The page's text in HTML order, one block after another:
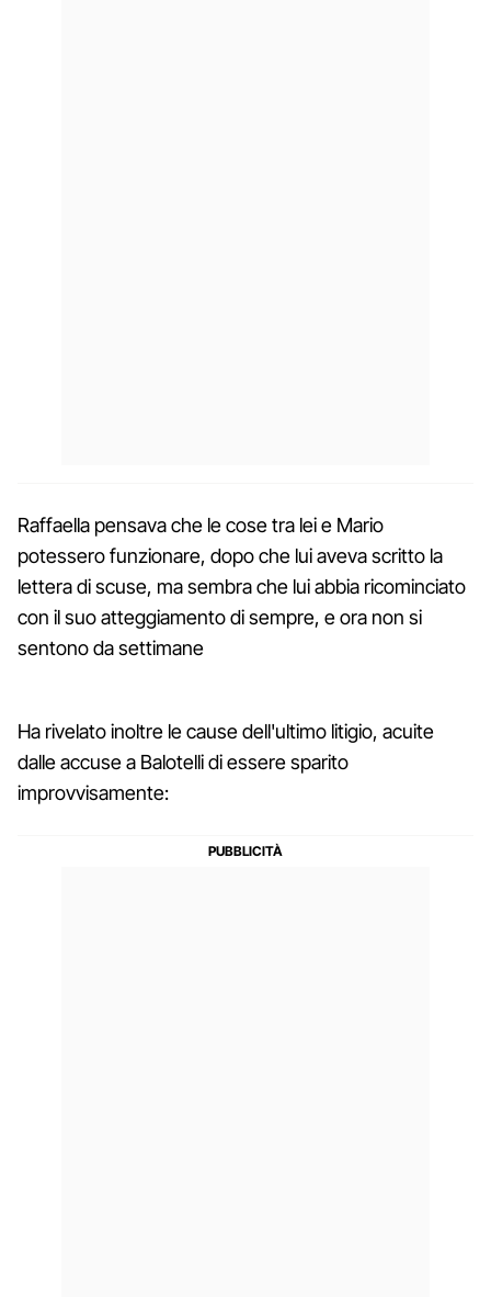
Raffaella pensava che le cose tra lei e Mario
potessero funzionare, dopo che lui aveva scritto la
lettera di scuse, ma sembra che lui abbia ricominciato
con il suo atteggiamento di sempre, e ora non si
sentono da settimane
Ha rivelato inoltre le cause dell'ultimo litigio, acuite
dalle accuse a Balotelli di essere sparito
improvvisamente: